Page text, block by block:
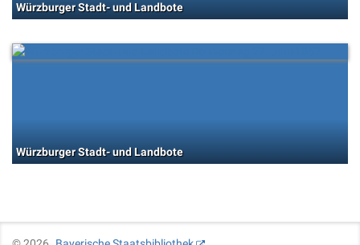
Würzburger Stadt- und Landbote
Würzburger Stadt- und Landbote